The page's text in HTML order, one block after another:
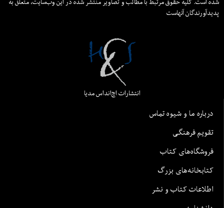
پدیدآورندگان آنهاست
انتشارات اچ‌اند‌اس مدیا
درباره ما و شیوه تماس
تقویم فرهنگی
فروشگاه‌های کتاب
کتابخانه‌های بزرگ
اطلاعات کتاب و نشر